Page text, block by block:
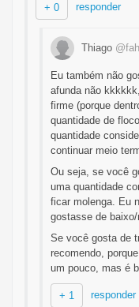
+ 0 responder
Thiago
Eu também não
afunda não
firme (porque
quantidade de
quantidade
continuar meio
Ou seja, se você
uma quantidade
ficar molenga. Eu
gostasse de
Se você gosta de
recomendo,
um pouco, mas é
+ 1 responder